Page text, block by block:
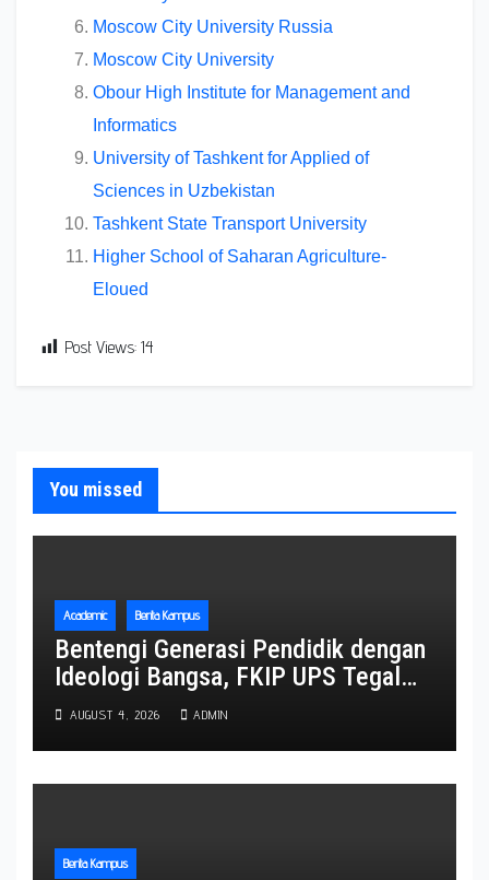
Moscow City University Russia
Moscow City University
Obour High Institute for Management and
Informatics
University of Tashkent for Applied of
Sciences in Uzbekistan
Tashkent State Transport University
Higher School of Saharan Agriculture-
Eloued
Post Views: 14
You missed
Academic Berita Kampus
Bentengi Generasi Pendidik dengan
Ideologi Bangsa, FKIP UPS Tegal
Gembleng 153 Calon Wisudawan
Lewat TP3
AUGUST 4, 2026 ADMIN
Berita Kampus